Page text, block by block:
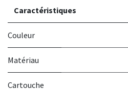
Caractéristiques
Couleur
Matériau
Cartouche